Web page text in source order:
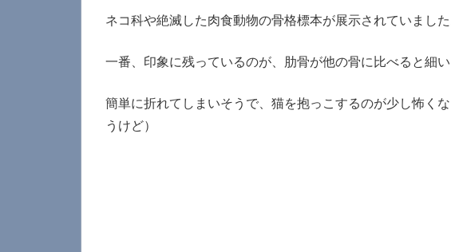
ネコ科や絶滅した肉食動物の骨格標本が展示されていました
一番、印象に残っているのが、肋骨が他の骨に比べると細い
簡単に折れてしまいそうで、猫を抱っこするのが少し怖く
うけど）